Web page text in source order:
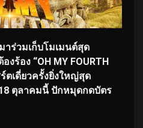
าร่วมเก็บโมเมนต์สุด
ร้อง “OH MY FOURTH
ร์ตเดี่ยวครั้งยิ่งใหญ่สุด
ตุลาคมนี้ ปักหมุดกดบัตร